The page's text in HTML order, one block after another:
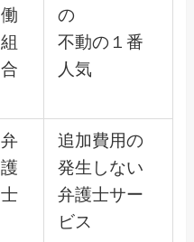
働
組
合
の
不動の１番
人気
弁
護
士
追加費用の
発生しない
弁護士サー
ビス